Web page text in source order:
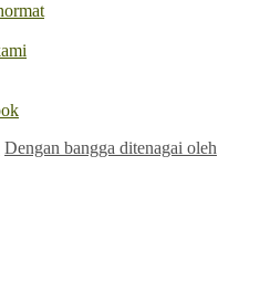
Dengan bangga ditenagai oleh